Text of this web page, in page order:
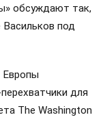
обсуждают так,
под
Европы
для
The Washington